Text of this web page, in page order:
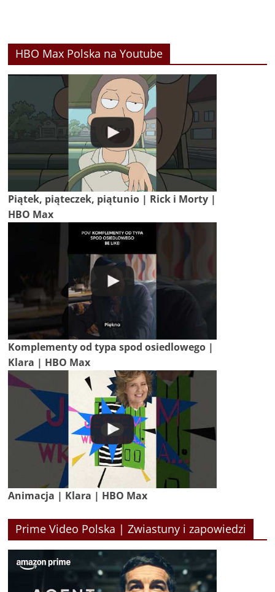
HBO Max Polska na Youtube
Piątek, piąteczek, piątunio | Rick i Morty |
HBO Max
Komplementy od typa spod osiedlowego |
Klara | HBO Max
Animacja | Klara | HBO Max
Prime Video Polska | Zwiastuny i zapowiedzi